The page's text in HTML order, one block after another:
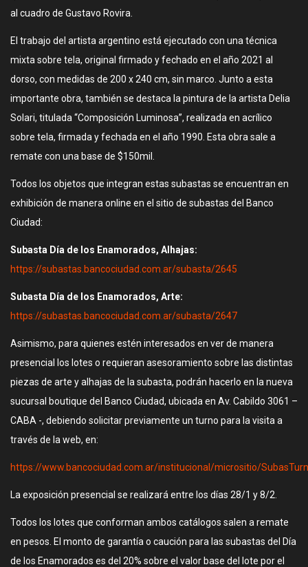
al cuadro de Gustavo Rovira.
El trabajo del artista argentino está ejecutado con una técnica
mixta sobre tela, original firmado y fechado en el año 2021 al
dorso, con medidas de 200 x 240 cm, sin marco. Junto a esta
importante obra, también se destaca la pintura de la artista Delia
Solari, titulada “Composición Luminosa”, realizada en acrílico
sobre tela, firmada y fechada en el año 1990. Esta obra sale a
remate con una base de $150mil.
Todos los objetos que integran estas subastas se encuentran en
exhibición de manera online en el sitio de subastas del Banco
Ciudad:
Subasta Día de los Enamorados, Alhajas:
https://subastas.bancociudad.com.ar/subasta/2645
Subasta Día de los Enamorados, Arte:
https://subastas.bancociudad.com.ar/subasta/2647
Asimismo, para quienes estén interesados en ver de manera
presencial los lotes o requieran asesoramiento sobre las distintas
piezas de arte y alhajas de la subasta, podrán hacerlo en la nueva
sucursal boutique del Banco Ciudad, ubicada en Av. Cabildo 3061 –
CABA -, debiendo solicitar previamente un turno para la visita a
través de la web, en:
https://www.bancociudad.com.ar/institucional/micrositio/
La exposición presencial se realizará entre los días 28/1 y 8/2.
Todos los lotes que conforman ambos catálogos salen a remate
en pesos. El monto de garantía o caución para las subastas del Día
de los Enamorados es del 20% sobre el valor base del lote por el